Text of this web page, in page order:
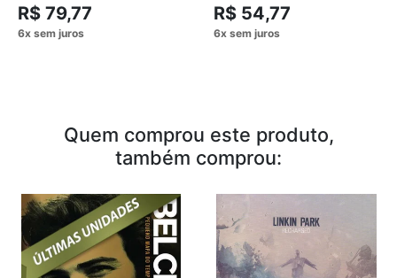
R$ 79,77 R$ 54,77
Quem comprou este produto,
também comprou: